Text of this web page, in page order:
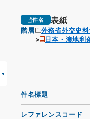
件名 表紙
階層 外務省外交史
日本・澳地利
件名標題
レファレンスコード